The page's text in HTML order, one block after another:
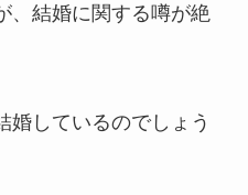
、結婚に関する噂が絶
婚しているのでしょう